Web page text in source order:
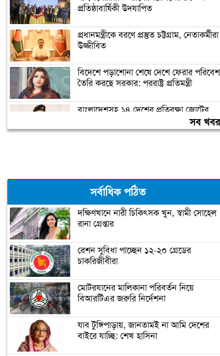
প্রতিষ্ঠাবার্ষিকী উদযাপিত
প্রধানমন্ত্রীকে বরণে প্রস্তুত চট্টগ্রাম, নেতাকর্মীরা
উজ্জীবিত
বিদেশে পড়াশোনা শেষে দেশে ফেরার পরিবেশ
তৈরি করছে সরকার: পররাষ্ট্র প্রতিমন্ত্রী
বাংলাদেশসহ ১৪ দেশের প্রতিরক্ষা জোটের
সব
সর্বাধিক পঠিত
দক্ষিণখানে নারী চিকিৎসক খুন, স্বামী সোহেল
রানা গ্রেপ্তার
রেশন সুবিধা পাচ্ছেন ১২-২০ গ্রেডের
চাকরিজীবীরা
মোটরযানের মালিকানা পরিবর্তন নিয়ে
বিআরটিএর জরুরি নির্দেশনা
যাব টুঙ্গিপাড়ায়, জানতামই না আমি দেশের
বাইরে যাচ্ছি: শেখ হাসিনা